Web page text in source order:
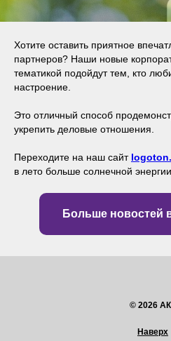
Хотите оставить приятное
партнеров? Наши новые
тематикой подойдут тем, кто
настроение.
Это отличный способ
укрепить деловые отношения.
Переходите на наш сайт
в лето больше солнечной
Больше новостей
© 2026
Наверх